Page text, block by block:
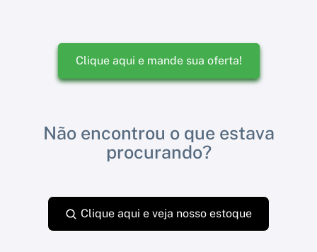
Clique aqui e mande sua oferta!
Não encontrou o que estava
procurando?
Clique aqui e veja nosso estoque